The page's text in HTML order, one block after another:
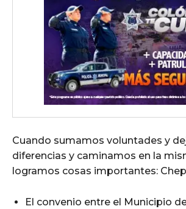
Cuando sumamos voluntades y
diferencias y caminamos en la
logramos cosas importantes:
El convenio entre el Municipio